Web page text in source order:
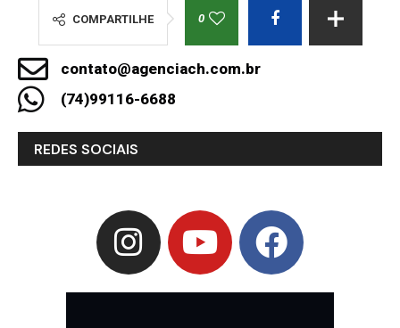
COMPARTILHE 0
contato@agenciach.com.br
(74)99116-6688
REDES SOCIAIS